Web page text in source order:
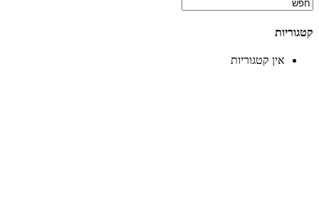
קטגוריות
אין קטגוריות